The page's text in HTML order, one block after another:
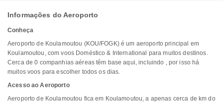
Informações do Aeroporto
Conheça
Aeroporto de Koulamoutou (KOU/FOGK) é um aeroporto principal em
Koulamoutou, com voos Doméstico & International para muitos destinos.
Cerca de 0 companhias aéreas têm base aqui, incluindo , por isso há
muitos voos para escolher todos os dias.
Acesso ao Aeroporto
Aeroporto de Koulamoutou fica em Koulamoutou, a apenas cerca de km do